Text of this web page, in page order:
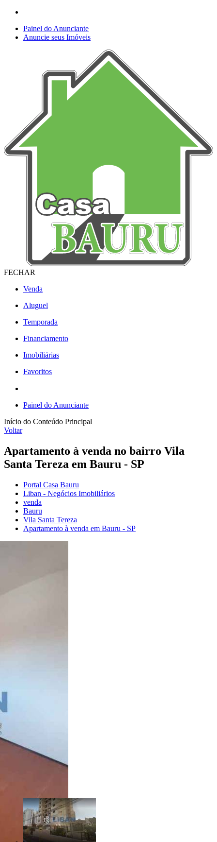
Painel do Anunciante
Anuncie seus Imóveis
FECHAR
Venda
Aluguel
Temporada
Financiamento
Imobiliárias
Favoritos
Painel do Anunciante
Início do Conteúdo Principal
Voltar
Apartamento à venda no bairro Vila
Santa Tereza em Bauru - SP
Portal Casa Bauru
Liban - Negócios Imobiliários
venda
Bauru
Vila Santa Tereza
Apartamento à venda em Bauru - SP